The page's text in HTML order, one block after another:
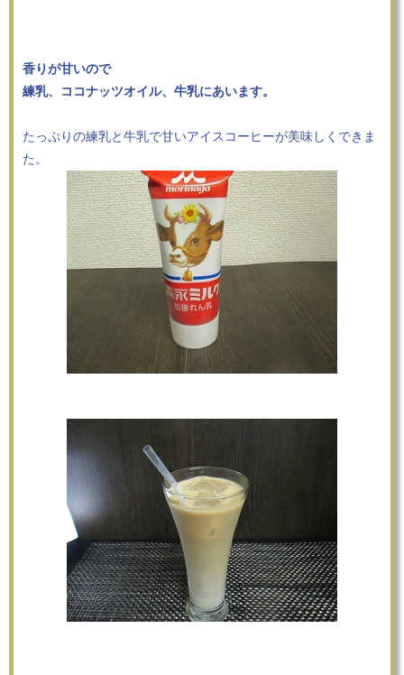
香りが甘いので
練乳、ココナッツオイル、牛乳にあいます。
たっぷりの練乳と牛乳で甘いアイスコーヒーが美味しくできま
た。